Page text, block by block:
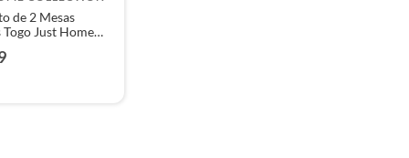
de 2 Mesas
Togo Just Home